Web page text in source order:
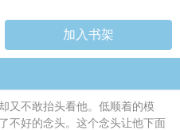
加入书架
又不敢抬头看他。低顺着的模
不好的念头。这个念头让他下面